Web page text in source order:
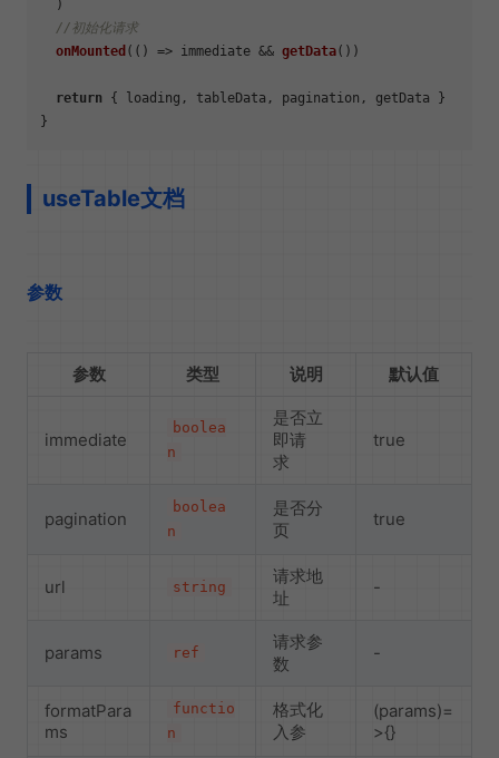
  )
//初始化请求
onMounted ( () => immediate && getData())
return { loading, tableData, pagination, getData }
useTable文档
参数
参数 类型 说明 默认值
immediate
boolea
n
是否立
即请
求
true
pagination
boolea
n
是否分
页
true
url string
请求地
址
-
params ref
请求参
数
-
formatPara
ms
functio
n
格式化
入参
(params)=
>{}